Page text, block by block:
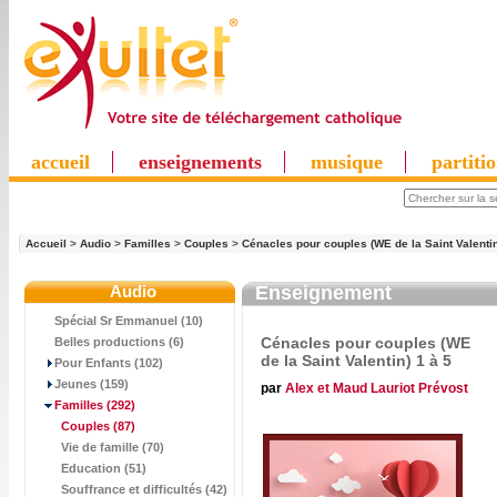
accueil enseignements musique
Accueil > Audio > Familles > Couples > Cénacles pour couples (WE de la Saint
Audio
Spécial Sr Emmanuel (10)
Belles productions (6)
Pour Enfants (102)
Jeunes (159)
Familles (292)
Couples (87)
Vie de famille (70)
Education (51)
Souffrance et difficultés (42)
Enseignement
Cénacles pour couples (WE
de la Saint Valentin) 1 à 5
par Alex et Maud Lauriot Prévost